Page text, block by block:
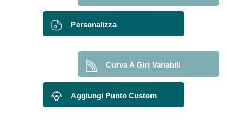
Personalizza
Curva A Giri Variabili
Aggiungi Punto Custom